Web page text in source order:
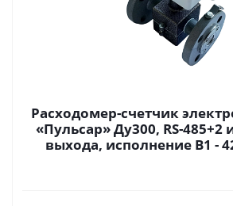
Расходомер-счетчик
«Пульсар» Ду300, RS-
выхода, исполнение В1 -